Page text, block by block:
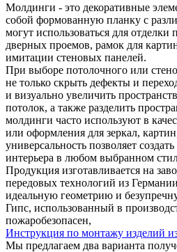
Молдинги - это декоративные
собой формованную планку с
могут использоваться для
дверных проемов, рамок для
имитации стеновых панелей.
При выборе потолочного или
не только скрыть дефекты и
и визуально увеличить
потолок, а также разделить
молдинги часто используют в
или оформления для зеркал,
универсальность позволяет
интерьера в любом выбранном
Продукция изготавливается на
передовых технологий из
идеальную геометрию и
Гипс, использованный в
пожаробезопасен,
Инструкция по монтажу изделий
Мы предлагаем два варианта